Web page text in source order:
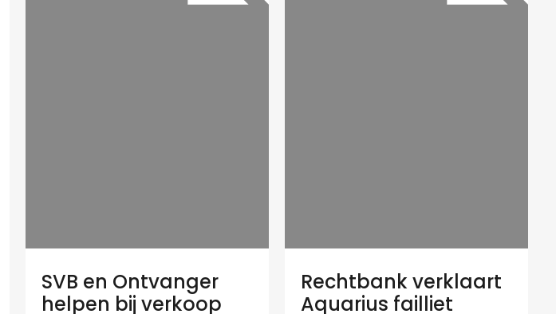
SVB en Ontvanger
helpen bij verkoop
Rechtbank verklaart
Aquarius failliet